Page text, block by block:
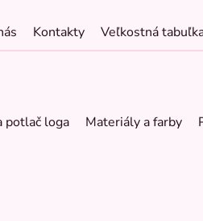
Kontakty Veľkostná
potlač loga Materiály a farby